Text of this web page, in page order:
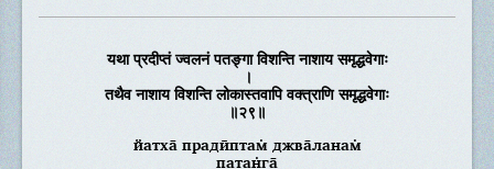
यथा प्रदीप्तं ज्वलनं पतङ्गा विशन्ति नाशाय समृद्धवेगाः
।
तथैव नाशाय विशन्ति लोकास्तवापि वक्त्राणि समृद्धवेगाः
॥२९॥
йатха̄ прадӣптам̇ джва̄ланам̇
патан̇га̄